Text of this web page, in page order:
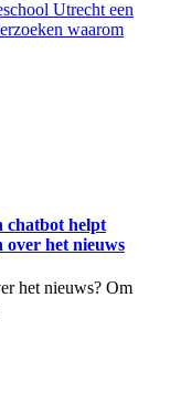
chatbot helpt
over het nieuws
het nieuws? Om